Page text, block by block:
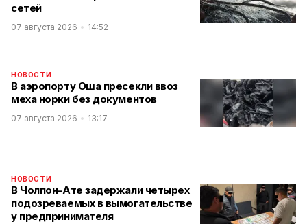
сетей
07 августа 2026 14:52
НОВОСТИ
В аэропорту Оша пресекли ввоз
меха норки без документов
07 августа 2026 13:17
НОВОСТИ
В Чолпон-Ате задержали четырех
подозреваемых в вымогательстве
у предпринимателя